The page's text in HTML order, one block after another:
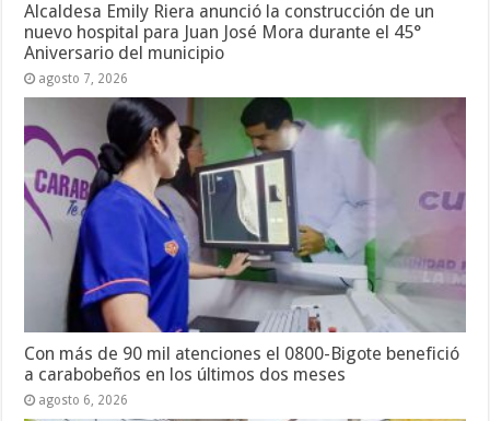
Alcaldesa Emily Riera anunció la construcción de un
nuevo hospital para Juan José Mora durante el 45°
Aniversario del municipio
agosto 7, 2026
Con más de 90 mil atenciones el 0800-Bigote benefició
a carabobeños en los últimos dos meses
agosto 6, 2026